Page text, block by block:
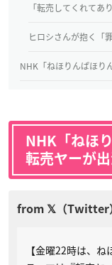
「転売してくれてあ
ヒロシさんが抱く「
NHK「ねほりんぱほり
NHK「ねほ
転売ヤーが
【金曜22時は、ね